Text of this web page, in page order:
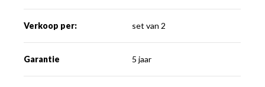
Verkoop per: set van 2
Garantie 5 jaar